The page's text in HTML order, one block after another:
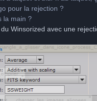
pour la rejection ?
la main ?
Winsorized avec une